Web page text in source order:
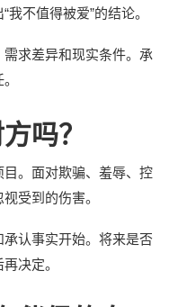
不值得被爱”的结论。
求差异和现实条件。承
吗？
。面对欺骗、羞辱、控
受到的伤害。
认事实开始。将来是否
决定。